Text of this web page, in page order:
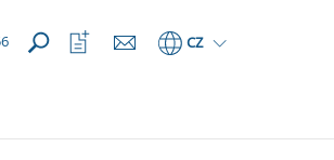
CZ
Otevřít
seznam